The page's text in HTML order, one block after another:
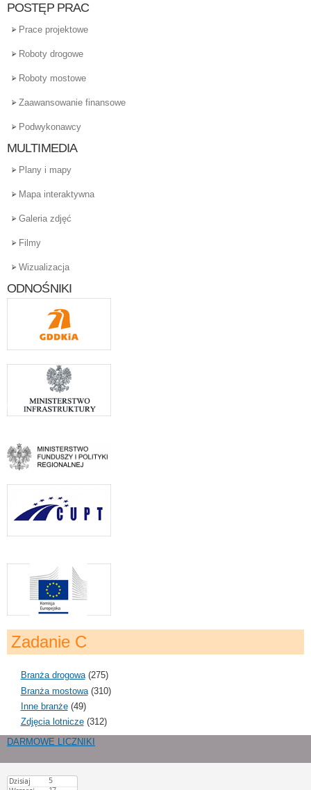
POSTĘP PRAC
Prace projektowe
Roboty drogowe
Roboty mostowe
Zaawansowanie finansowe
Podwykonawcy
MULTIMEDIA
Plany i mapy
Mapa interaktywna
Galeria zdjęć
Filmy
Wizualizacja
ODNOŚNIKI
Zadanie C
Branża drogowa(275)
Branża mostowa(310)
Inne branże(49)
Zdjęcia lotnicze(312)
DARMOWE LICZNIKI